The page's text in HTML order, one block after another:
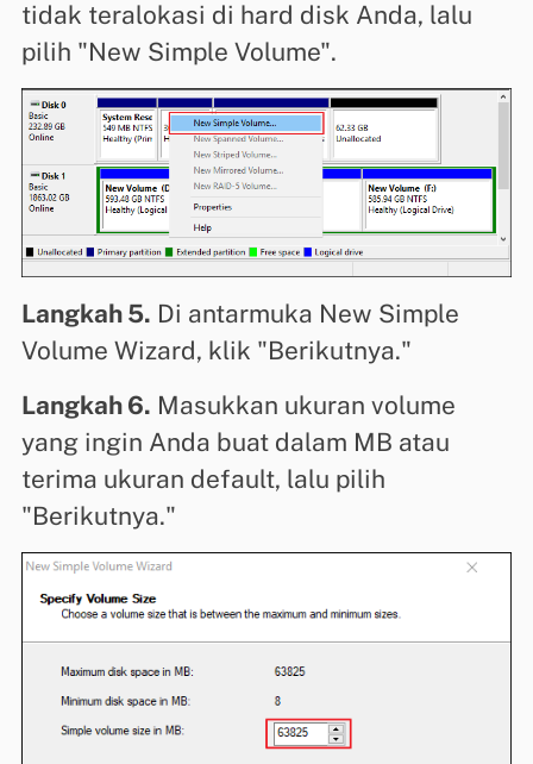
tidak teralokasi di hard disk Anda, lalu
pilih "New Simple Volume".
Langkah 5. Di antarmuka New Simple
Volume Wizard, klik "Berikutnya."
Langkah 6. Masukkan ukuran volume
yang ingin Anda buat dalam MB atau
terima ukuran default, lalu pilih
"Berikutnya."